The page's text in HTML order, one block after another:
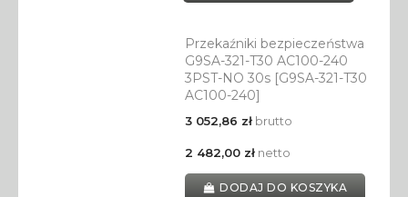
Przekaźniki bezpieczeństwa
G9SA-321-T30 AC100-240
3PST-NO 30s [G9SA-321-T30
AC100-240]
3 052,86 złbrutto
2 482,00 złnetto
DODAJ DO KOSZYKA